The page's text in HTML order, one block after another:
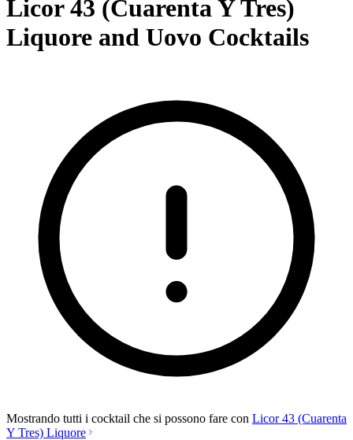
Licor 43 (Cuarenta Y Tres)
Liquore and Uovo Cocktails
Mostrando tutti i cocktail che si possono fare con Licor 43 (Cuarenta
Y Tres) Liquore